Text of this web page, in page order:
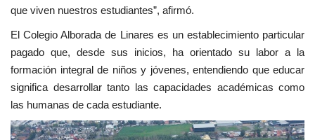
que viven nuestros estudiantes”, afirmó.
El Colegio Alborada de Linares es un establecimiento particular
pagado que, desde sus inicios, ha orientado su labor a la
formación integral de niños y jóvenes, entendiendo que educar
significa desarrollar tanto las capacidades académicas como
las humanas de cada estudiante.